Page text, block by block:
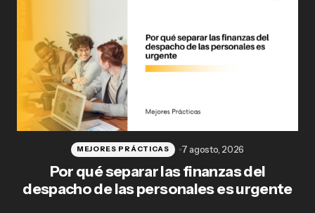
Por qué separar las finanzas del
despacho de las personales es urgente
MEJORES PRÁCTICAS 7 agosto, 2026